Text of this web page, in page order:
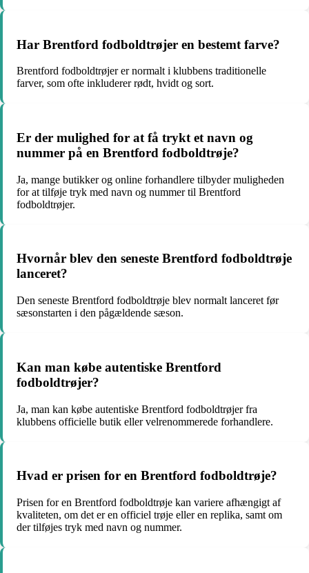
Har Brentford fodboldtrøjer en bestemt farve?
Brentford fodboldtrøjer er normalt i klubbens traditionelle
farver, som ofte inkluderer rødt, hvidt og sort.
Er der mulighed for at få trykt et navn og
nummer på en Brentford fodboldtrøje?
Ja, mange butikker og online forhandlere tilbyder muligheden
for at tilføje tryk med navn og nummer til Brentford
fodboldtrøjer.
Hvornår blev den seneste Brentford fodboldtrøje
lanceret?
Den seneste Brentford fodboldtrøje blev normalt lanceret før
sæsonstarten i den pågældende sæson.
Kan man købe autentiske Brentford
fodboldtrøjer?
Ja, man kan købe autentiske Brentford fodboldtrøjer fra
klubbens officielle butik eller velrenommerede forhandlere.
Hvad er prisen for en Brentford fodboldtrøje?
Prisen for en Brentford fodboldtrøje kan variere afhængigt af
kvaliteten, om det er en officiel trøje eller en replika, samt om
der tilføjes tryk med navn og nummer.